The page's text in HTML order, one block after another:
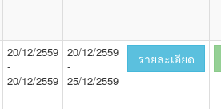
20/12/2559
-
20/12/2559
20/12/2559
-
25/12/2559
รายละเอียด